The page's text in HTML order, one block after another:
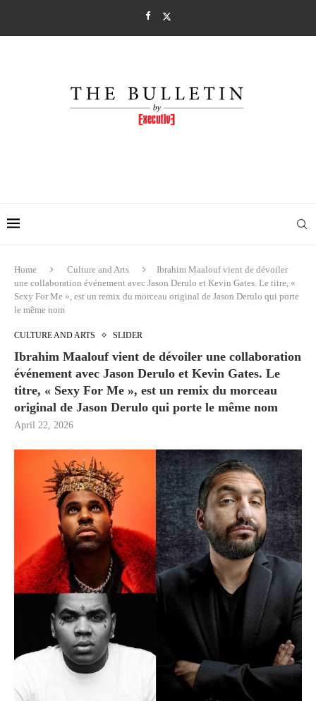
Home Culture and Arts
Ibrahim Maalouf vient de dévoiler
une collaboration événement avec Jason Derulo et Kevin Gates. Le titre, «
Sexy For Me », est un remix du morceau original de Jason Derulo qui porte
le même nom
CULTURE AND ARTS SLIDER
Ibrahim Maalouf vient de dévoiler une collaboration
événement avec Jason Derulo et Kevin Gates. Le
titre, « Sexy For Me », est un remix du morceau
original de Jason Derulo qui porte le même nom
April 22, 2026